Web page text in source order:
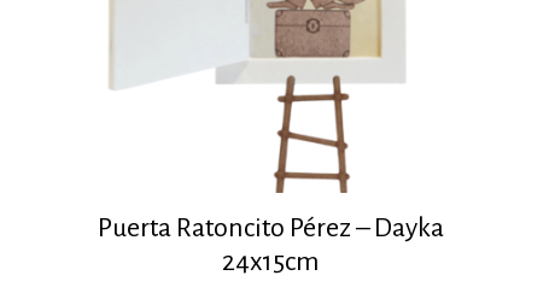
Puerta Ratoncito Pérez – Dayka
24x15cm